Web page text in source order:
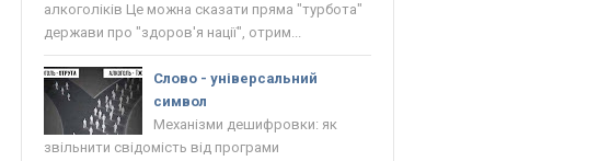
алкоголіків Це можна сказати пряма "турбота"
держави про "здоров'я нації", отрим...
Слово - універсальний
символ
Механізми дешифровки: як
звільнити свідомість від програми